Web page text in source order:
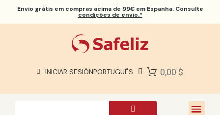
Envio grátis em compras acima de 99€ em Espanha. Consulte
condições de envio.*
INICIAR SESIÓNPORTUGUÊS 0,00 $